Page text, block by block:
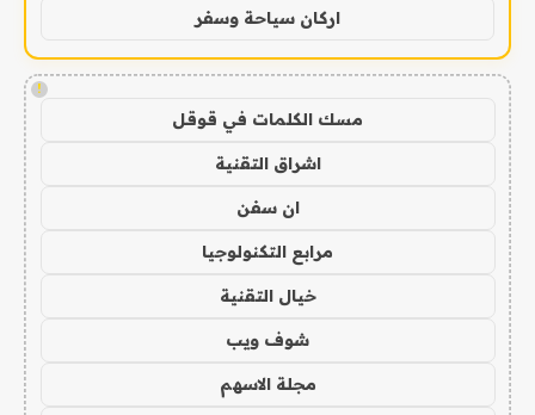
اركان سياحة وسفر
!
مسك الكلمات في قوقل
اشراق التقنية
ان سفن
مرابع التكنولوجيا
خيال التقنية
شوف ويب
مجلة الاسهم